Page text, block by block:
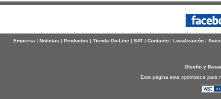
Empresa| Noticias | Productos | Tienda On-Line | SAT| Contacto| Localización|
Diseño y
Esta página esta optimizada para